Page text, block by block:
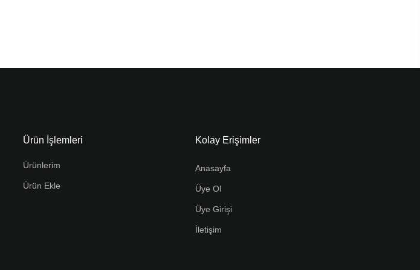
Ürün İşlemleri
Ürünlerim
Ürün Ekle
Kolay Erişimler
Anasayfa
Üye Ol
Üye Girişi
İletişim